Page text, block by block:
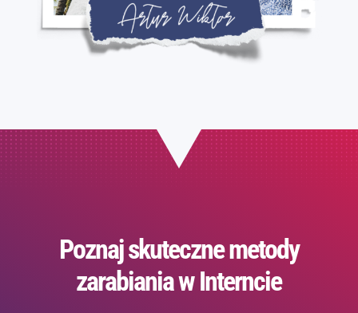
Poznaj skuteczne metody
zarabiania w Interncie